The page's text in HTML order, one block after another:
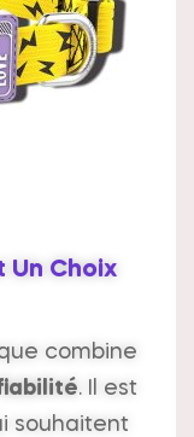
Un Choix
combine
. Il est
souhaitent